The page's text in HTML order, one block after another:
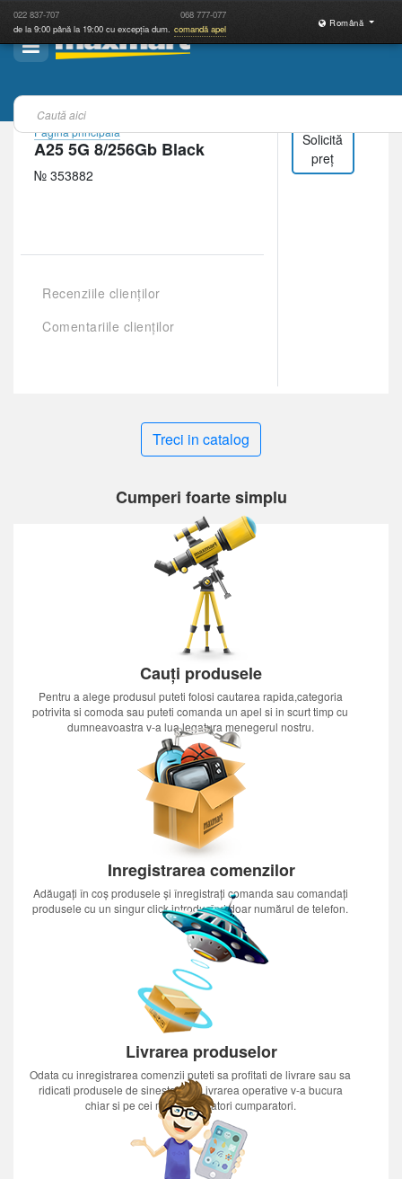
022 837-707 068 777-077
de la 9:00 până la 19:00 cu excepția dum. comandă apel
Română
Pagina principală
A25 5G 8/256Gb Black
№ 353882
Recenziile clienților
Comentariile clienților
Solicită
preț
Treci in catalog
Cumperi foarte simplu
Cauți produsele
Pentru a alege produsul puteti folosi cautarea rapida,categoria
potrivita si comoda sau puteti comanda un apel si in scurt timp cu
dumneavoastra v-a lua legatura menegerul nostru.
Inregistrarea comenzilor
Adăugați în coș produsele și înregistrați comanda sau comandați
produsele cu un singur click introducînd doar numărul de telefon.
Livrarea produselor
Odata cu inregistrarea comenzii puteti sa profitati de livrare sau sa
ridicati produsele de sinestatator.Livrarea operative v-a bucura
chiar si pe cei mai nerabdatori cumparatori.